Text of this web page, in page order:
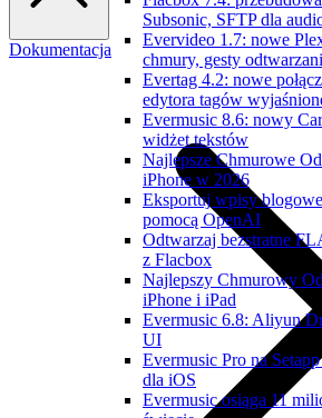
Subsonic, SFTP dla
Evervideo 1.7: nowe
chmury, gesty
Evertag 4.2: nowe
edytora tagów
Evermusic 8.6: nowy
widżet tekstów
Najlepsze Chmurowe
iPhone w 2026
Eksportuj wpisy
pomocą OpenAI
Odtwarzaj bezstratne
z Flacbox
Najlepszy Chmurowy
iPhone i iPad
Evermusic 6.8: Aliyun
UI
Evermusic Pro na
dla iOS
Evermusic osiąga 11
Dokumentacja